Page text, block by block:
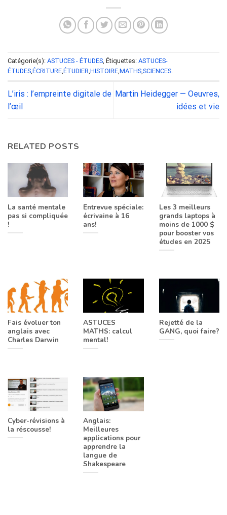
Catégorie(s): ASTUCES - ÉTUDES, Étiquettes: ASTUCES-
ÉTUDES,ÉCRITURE,ÉTUDIER,HISTOIRE,MATHS,SCIENCES.
L’iris : l’empreinte digitale de
l’œil
Martin Heidegger — Oeuvres,
idées et vie
RELATED POSTS
La santé mentale
pas si compliquée
!
Entrevue spéciale:
écrivaine à 16
ans!
Les 3 meilleurs
grands laptops à
moins de 1000 $
pour booster vos
études en 2025
Fais évoluer ton
anglais avec
Charles Darwin
ASTUCES
MATHS: calcul
mental!
Rejetté de la
GANG, quoi faire?
Cyber-révisions à
la réscousse!
Anglais:
Meilleures
applications pour
apprendre la
langue de
Shakespeare